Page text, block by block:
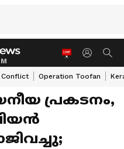
Conflict Operation Toofan
പ്രകടനം,